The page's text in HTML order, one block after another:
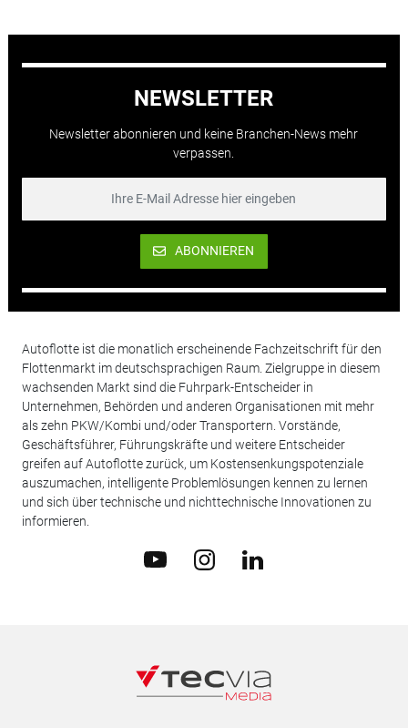
NEWSLETTER
Newsletter abonnieren und keine Branchen-News mehr
verpassen.
ABONNIEREN
Autoflotte ist die monatlich erscheinende Fachzeitschrift für den
Flottenmarkt im deutschsprachigen Raum. Zielgruppe in diesem
wachsenden Markt sind die Fuhrpark-Entscheider in
Unternehmen, Behörden und anderen Organisationen mit mehr
als zehn PKW/Kombi und/oder Transportern. Vorstände,
Geschäftsführer, Führungskräfte und weitere Entscheider
greifen auf Autoflotte zurück, um Kostensenkungspotenziale
auszumachen, intelligente Problemlösungen kennen zu lernen
und sich über technische und nichttechnische Innovationen zu
informieren.